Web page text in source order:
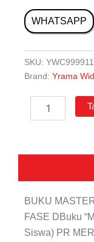
WHATSAPP
SKU:
Brand: Yrama
Master
&
Ulangan
Harian
untuk
BUKU
FASE DBuku
Siswa) PR